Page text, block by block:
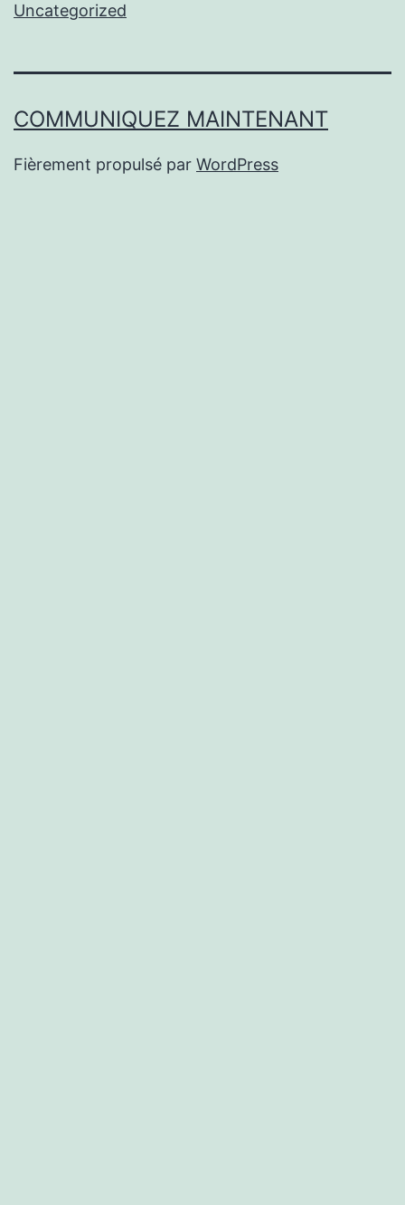
Uncategorized
COMMUNIQUEZ MAINTENANT
Fièrement propulsé par WordPress